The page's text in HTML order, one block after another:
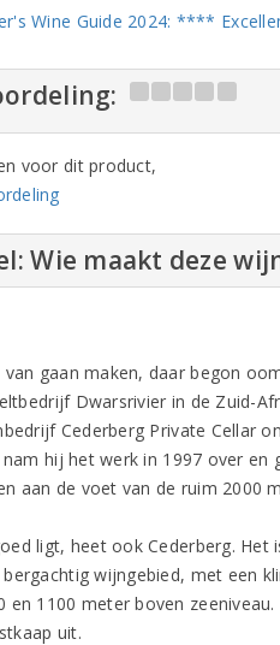
Wine Guide 2024: ****
voor dit product,
Wie maakt deze
gaan maken, daar begon
Dwarsrivier in de Zuid-
Cederberg Private Cellar
hij het werk in 1997 over
aan de voet van de ruim 2000
ligt, heet ook Cederberg.
wijngebied, met een
en 1100 meter boven
uit.